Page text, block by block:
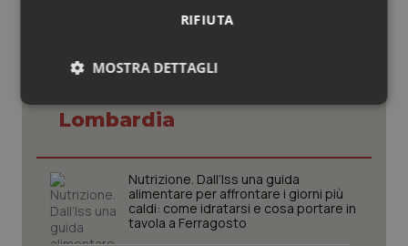
Lombardia
Nutrizione. Dall’Iss una guida
alimentare per affrontare i giorni più
caldi: come idratarsi e cosa portare in
tavola a Ferragosto
RIFIUTA
MOSTRA DETTAGLI
Necessari Statistici Marketing
Statistici